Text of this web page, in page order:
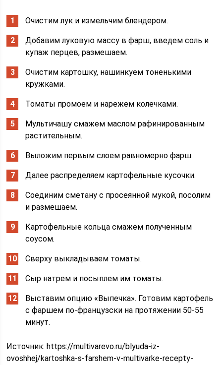
Очистим лук и измельчим блендером.
Добавим луковую массу в фарш, введем соль и
купаж перцев, размешаем.
Очистим картошку, нашинкуем тоненькими
кружками.
Томаты промоем и нарежем колечками.
Мультичашу смажем маслом рафинированным
растительным.
Выложим первым слоем равномерно фарш.
Далее распределяем картофельные кусочки.
Соединим сметану с просеянной мукой, посолим
и размешаем.
Картофельные кольца смажем полученным
соусом.
Сверху выкладываем томаты.
Сыр натрем и посыплем им томаты.
Выставим опцию «Выпечка». Готовим картофель
с фаршем по-французски на протяжении 50-55
минут.
Источник:https://multivarevo.ru/blyuda-iz-
ovoshhej/kartoshka-s-farshem-v-multivarke-recepty-